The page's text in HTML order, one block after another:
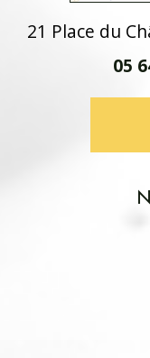
21 Place du
05